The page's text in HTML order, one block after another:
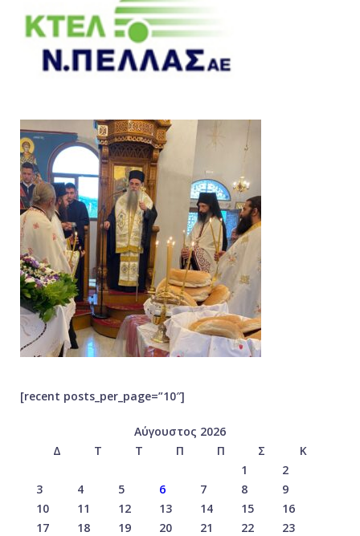
[recent posts_per_page=”10″]
Αύγουστος 2026
Δ
Τ Τ Π Π Σ
Κ
1
2
3
4 5 6 7 8
9
10
11 12 13 14 15
16
17
18 19 20 21 22
23